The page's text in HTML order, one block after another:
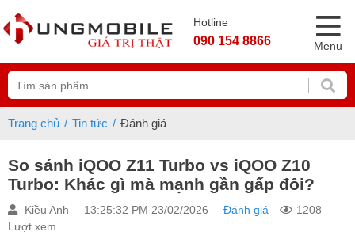
Hotline
090 154 8866 Menu
Trang chủ Tin tức Đánh giá
So sánh iQOO Z11 Turbo vs iQOO Z10
Turbo: Khác gì mà mạnh gần gấp đôi?
Kiều Anh 13:25:32 PM 23/02/2026 Đánh giá
1208
Lượt xem